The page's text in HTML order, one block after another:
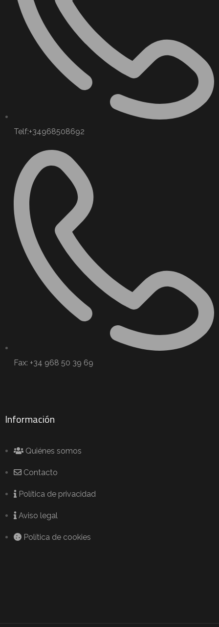
Telf:+34968508692
Fax: +34 968 50 39 69
Información
Quiénes somos
Contacto
Política de privacidad
Aviso legal
Política de cookies